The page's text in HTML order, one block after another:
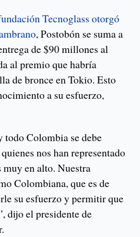
Tecnoglass otorgó
, Postobón se suma a
de $90 millones al
al premio que habría
de bronce en Tokio. Esto
a su esfuerzo,
todo Colombia se debe
nos han representado
en alto. Nuestra
Colombiana, que es de
su esfuerzo y permitir que
dijo el presidente de